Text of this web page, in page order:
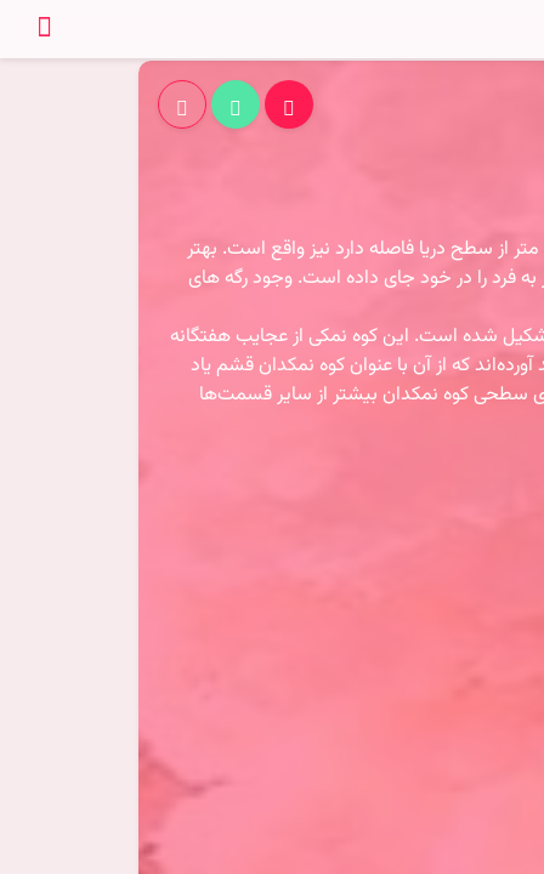
غار نمک در فاصله ۹۰ کیلومتری از شهر قشم قرار گرفته است و در بخش انتهایی جنوب غربی جزیره کوه گنبدی که به شکل 237 متر از سطح دریا فاصله دارد نیز واقع است. بهتر
فرد را در خود جای داده است. وجود رگه های
شده است. این کوه نمکی از عجایب هفتگانه
که از آن با عنوان کوه نمکدان قشم یاد
سطحی کوه نمکدان بیشتر از سایر قسمت‌ها